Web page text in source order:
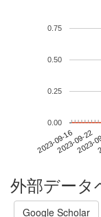
2023-09-162023-09-22
2023-
0.00
0.25
0.50
0.75
外部データ
Google Scholar